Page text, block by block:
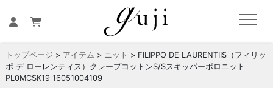
トップページ > アイテム > ニット > FILIPPO DE LAURENTIIS（フィリッ
ポ デ ローレンティス）クレープコットンS/Sスキッパーポロニット
PL0MCSK19 16051004109